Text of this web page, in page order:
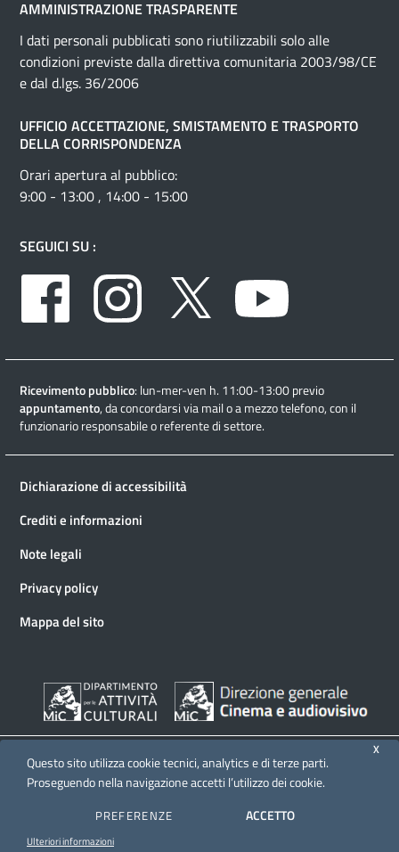
AMMINISTRAZIONE TRASPARENTE
I dati personali pubblicati sono riutilizzabili solo alle
condizioni previste dalla direttiva comunitaria 2003/98/CE
e dal d.lgs. 36/2006
UFFICIO ACCETTAZIONE, SMISTAMENTO E TRASPORTO
DELLA CORRISPONDENZA
Orari apertura al pubblico:
9:00 - 13:00 , 14:00 - 15:00
SEGUICI SU :
Facebook
Instagram Twitter
Ricevimento pubblico: lun-mer-ven h. 11:00-13:00 previo
appuntamento, da concordarsi via mail o a mezzo telefono, con il
funzionario responsabile o referente di settore.
Dichiarazione di accessibilità
Crediti e informazioni
Note legali
Privacy policy
Mappa del sito
© 2026 Direzione generale Cinema e audiovisivo
X
Questo sito utilizza cookie tecnici, analytics e di terze parti.
Proseguendo nella navigazione accetti l’utilizzo dei cookie.
PREFERENZE ACCETTO
Ulteriori informazioni